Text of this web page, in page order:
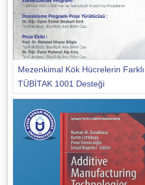
Mezenkimal Kök Hücrelerin
TÜBİTAK 1001 Desteği